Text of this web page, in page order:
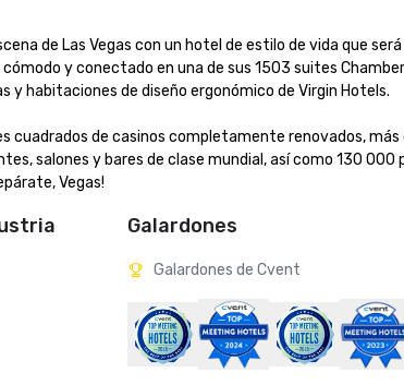
de Las Vegas con un hotel de estilo de vida que será
y conectado en una de sus 1503 suites
habitaciones de diseño ergonómico de Virgin Hotels.
cuadrados de casinos completamente renovados, más
salones y bares de clase mundial, así como 130 000
Vegas!
Galardones
Galardones de Cvent